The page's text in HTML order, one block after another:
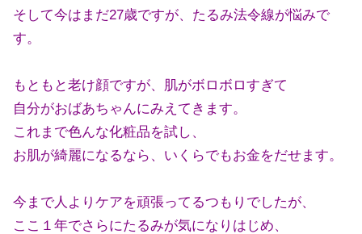
そして今はまだ27歳ですが、たるみ法令線が悩みで
す。
もともと老け顔ですが、肌がボロボロすぎて
自分がおばあちゃんにみえてきます。
これまで色んな化粧品を試し、
お肌が綺麗になるなら、いくらでもお金をだせます。
今まで人よりケアを頑張ってるつもりでしたが、
ここ１年でさらにたるみが気になりはじめ、